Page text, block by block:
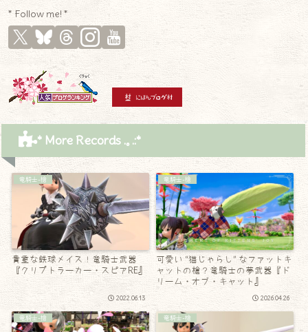
* Follow me! *
* More Records .｡.:*
竜騎士-槍
貴重な鉄球メイス！竜騎士武器
『クリプトラーカー・スピアRE』
2022.06.13
竜騎士-槍
可愛い “猫じゃらし” なファットキ
ャットの槍？竜騎士の夢武器『ド
リーム・オブ・キャット』
2026.04.26
竜騎士-槍 竜騎士-槍